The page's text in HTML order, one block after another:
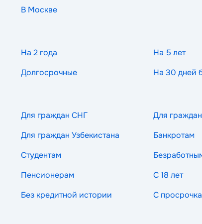
В Москве
На 2 года На 5 лет
Долгосрочные На 30 дней
Для граждан СНГ Для
Для граждан Узбекистана Банкротам
Студентам
Пенсионерам С 18 лет
Без кредитной истории С